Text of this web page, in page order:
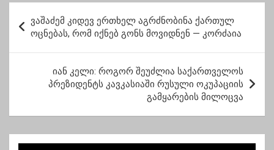
ერთხელ ჩამოდის
ო
ს
ვაშაძემ კიდევ ერთხელ აგრძნობინა ქართულ
ოცნებას, რომ იქნებ გონს მოვიდნენ — კორძაია
იან კელი: როგორ შეუძლია საქართველოს
პრეზიდენტს კავკასიაში რუსული ოკუპაციის
გამყარების მილოცვა